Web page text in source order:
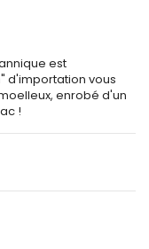
est
d'importation vous
enrobé d'un
!